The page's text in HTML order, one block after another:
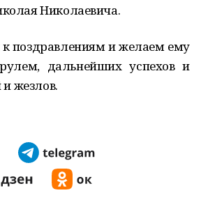
Николаевича.
поздравлениям и желаем ему
дальнейших успехов и
и жезлов.